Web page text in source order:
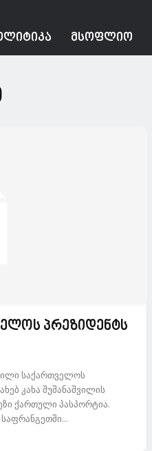
ᲛᲡᲝᲤᲚᲘᲝ
პრეზიდენტს
საქართველოს
კახა შუშანაშვილის
ქართული პასპორტია.